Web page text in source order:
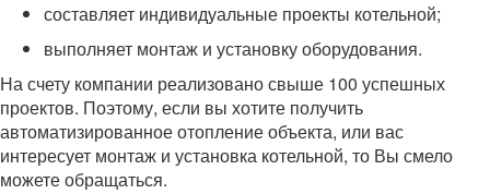
составляет индивидуальные проекты котельной;
выполняет монтаж и установку оборудования.
На счету компании реализовано свыше 100 успешных
проектов. Поэтому, если вы хотите получить
автоматизированное отопление объекта, или вас
интересует монтаж и установка котельной, то Вы смело
можете обращаться.